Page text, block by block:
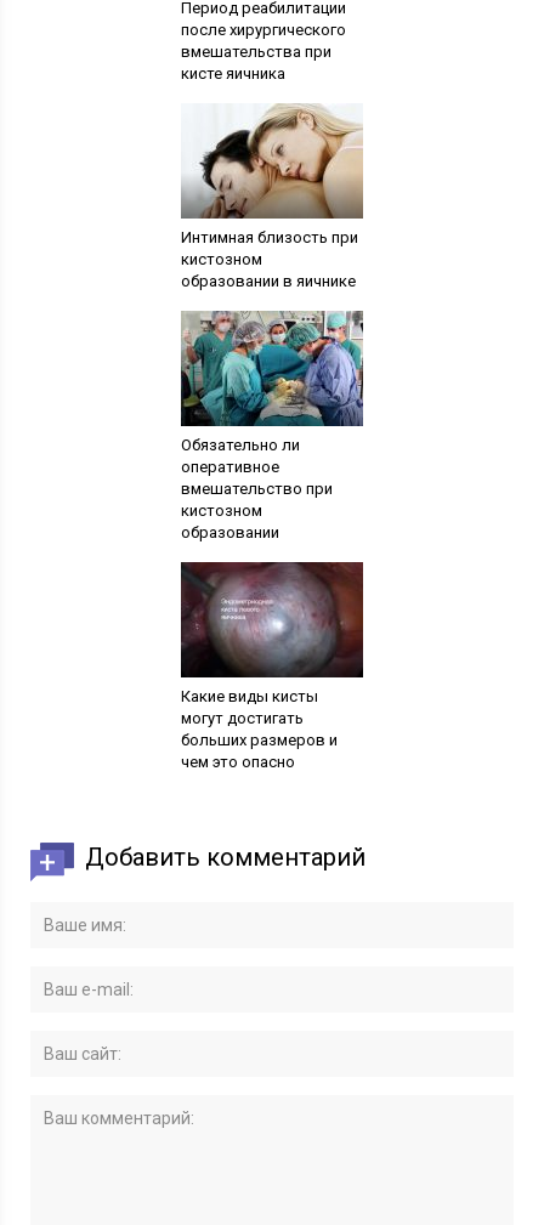
Период реабилитации
после хирургического
вмешательства при
кисте яичника
Интимная близость при
кистозном
образовании в яичнике
Обязательно ли
оперативное
вмешательство при
кистозном
образовании
Какие виды кисты
могут достигать
больших размеров и
чем это опасно
Добавить комментарий